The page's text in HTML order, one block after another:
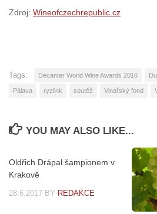
Zdroj: Wineofczechrepublic.cz
Tags: Decanter World Wine Awards 2016
Pálava ryzlink soutěž Vinařský fond
YOU MAY ALSO LIKE...
Oldřich Drápal šampionem v
Krakově
28.6.2017 BY REDAKCE